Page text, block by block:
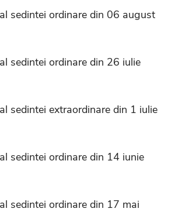
al sedintei ordinare din 06 august
al sedintei ordinare din 26 iulie
al sedintei extraordinare din 1 iulie
al sedintei ordinare din 14 iunie
al sedintei ordinare din 17 mai